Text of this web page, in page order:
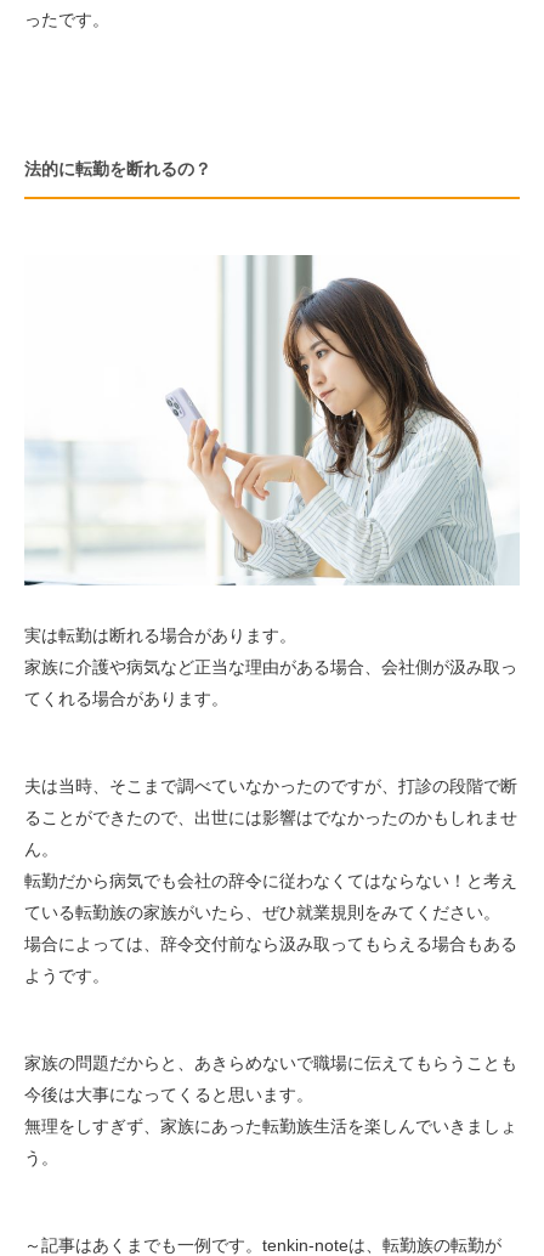
ったです。
法的に転勤を断れるの？
実は転勤は断れる場合があります。
家族に介護や病気など正当な理由がある場合、会社側が汲み取っ
てくれる場合があります。
夫は当時、そこまで調べていなかったのですが、打診の段階で断
ることができたので、出世には影響はでなかったのかもしれませ
ん。
転勤だから病気でも会社の辞令に従わなくてはならない！と考え
ている転勤族の家族がいたら、ぜひ就業規則をみてください。
場合によっては、辞令交付前なら汲み取ってもらえる場合もある
ようです。
家族の問題だからと、あきらめないで職場に伝えてもらうことも
今後は大事になってくると思います。
無理をしすぎず、家族にあった転勤族生活を楽しんでいきましょ
う。
～記事はあくまでも一例です。tenkin-noteは、転勤族の転勤が